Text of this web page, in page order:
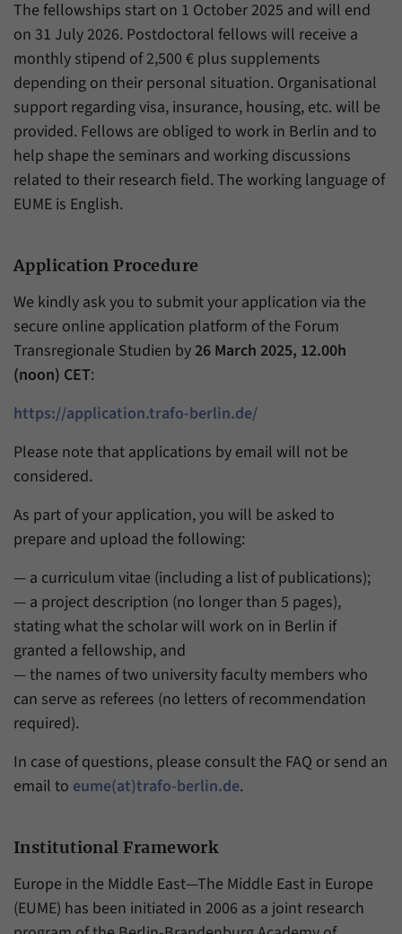
The fellowships start on 1 October 2025 and will end
on 31 July 2026. Postdoctoral fellows will receive a
monthly stipend of 2,500 € plus supplements
depending on their personal situation. Organisational
support regarding visa, insurance, housing, etc. will be
provided. Fellows are obliged to work in Berlin and to
help shape the seminars and working discussions
related to their research field. The working language of
EUME is English.
Application Procedure
We kindly ask you to submit your application via the
secure online application platform of the Forum
Transregionale Studien by26 March 2025, 12.00h
(noon) CET:
https://application.trafo-berlin.de/
Please note that applications by email will not be
considered.
As part of your application, you will be asked to
prepare and upload the following:
— a curriculum vitae (including a list of publications);
— a project description (no longer than 5 pages),
stating what the scholar will work on in Berlin if
granted a fellowship, and
— the names of two university faculty members who
can serve as referees (no letters of recommendation
required).
In case of questions, please consult the FAQ or send an
email to eume(at)trafo-berlin.de.
Institutional Framework
Europe in the Middle East—The Middle East in Europe
(EUME) has been initiated in 2006 as a joint research